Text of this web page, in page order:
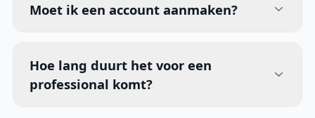
Moet ik een account aanmaken?
Hoe lang duurt het voor een
professional komt?